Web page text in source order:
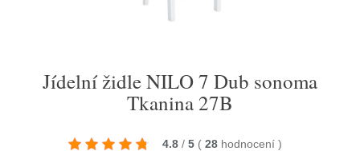
Jídelní židle NILO 7 Dub sonoma
Tkanina 27B
4.8 / 5 ( 28 hodnocení )